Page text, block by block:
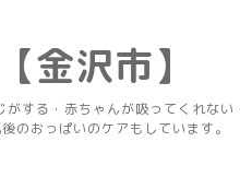
金沢市】
する・赤ちゃんが吸ってくれない
のおっぱいのケアもしています。